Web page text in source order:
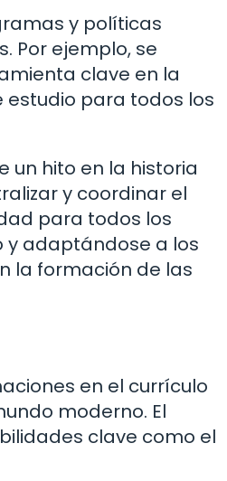
y políticas
Por ejemplo, se
clave en la
para todos los
un hito en la historia
y coordinar el
para todos los
y adaptándose a los
la formación de las
en el currículo
moderno. El
clave como el